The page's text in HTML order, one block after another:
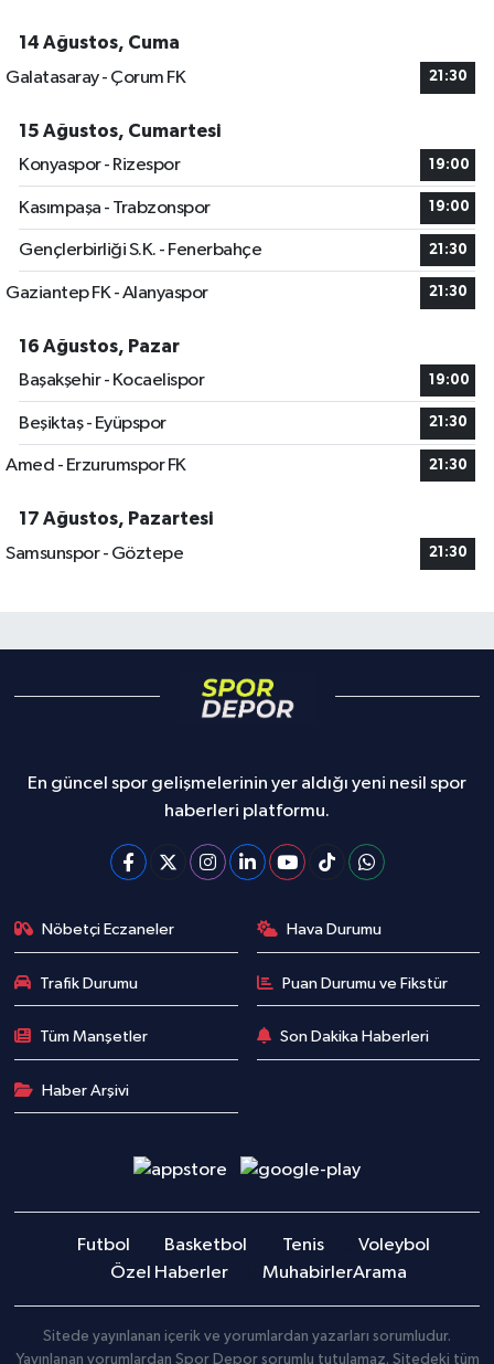
14 Ağustos, Cuma
Galatasaray - Çorum FK
21:30
15 Ağustos, Cumartesi
Konyaspor - Rizespor
19:00
Kasımpaşa - Trabzonspor 19:00
Gençlerbirliği S.K. - Fenerbahçe 21:30
Gaziantep FK - Alanyaspor 21:30
16 Ağustos, Pazar
Başakşehir - Kocaelispor
19:00
Beşiktaş - Eyüpspor 21:30
Amed - Erzurumspor FK 21:30
17 Ağustos, Pazartesi
Samsunspor - Göztepe
21:30
En güncel spor gelişmelerinin yer aldığı yeni nesil spor
haberleri platformu.
Nöbetçi Eczaneler Hava Durumu
Trafik Durumu Puan Durumu ve Fikstür
Tüm Manşetler Son Dakika Haberleri
Haber Arşivi
Futbol Basketbol Tenis
Voleybol
Özel Haberler
MuhabirlerArama
Sitede yayınlanan içerik ve yorumlardan yazarları sorumludur.
Yayınlanan yorumlardan Spor Depor sorumlu tutulamaz. Sitedeki tüm